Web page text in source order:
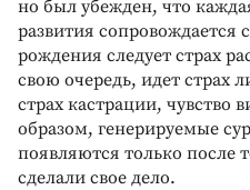
но был убежден, что
развития сопровождается
рождения следует страх
свою очередь, идет страх
страх кастрации, чувство
образом, генерируемые
появляются только после
сделали свое дело.